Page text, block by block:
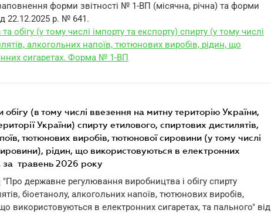
форми звітності № 1-ВП (місячна, річна) та форми
22.12.2025 р. № 641.
обігу (у тому числі імпорту та експорту) спирту (у тому числі
алкогольних напоїв, тютюнових виробів, рідин, що
сигаретах. Форма № 1-ВП
України) спирту етилового, спиртових дистилятів,
тютюнових виробів, тютюнової сировини (у тому числі
рідин, що використовуються в електронних
за травень 2026 року
"Про державне регулювання виробництва і обігу спирту
біоетанолу, алкогольних напоїв, тютюнових виробів,
використовуються в електронних сигаретах, та пального" від